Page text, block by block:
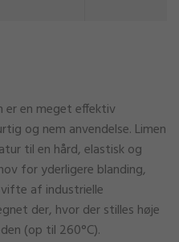
er en meget effektiv
og nem anvendelse. Limen
til en hård, elastisk og
for yderligere blanding,
af industrielle
der, hvor der stilles høje
(op til 260°C).